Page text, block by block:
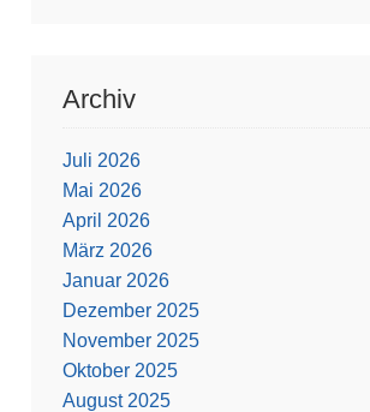
Archiv
Juli 2026
Mai 2026
April 2026
März 2026
Januar 2026
Dezember 2025
November 2025
Oktober 2025
August 2025